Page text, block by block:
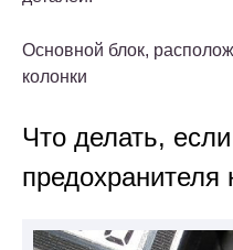
Основной блок,
колонки
Что делать,
предохранителя